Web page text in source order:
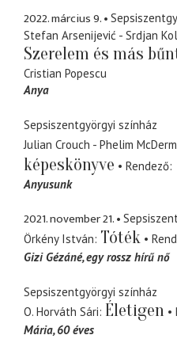
2022. március 9.
Stefan Arsenijević - Srdjan
Szerelem és más
Cristian Popescu
Anya
Sepsiszentgyörgyi színház
Julian Crouch - Phelim
képeskönyve
Rendező
Anyusunk
2021. november 21.
Örkény István Tóték
Gizi Gézáné egy rossz hírű nő
Sepsiszentgyörgyi színház
O. Horváth Sári Életigen
Mária 60 éves